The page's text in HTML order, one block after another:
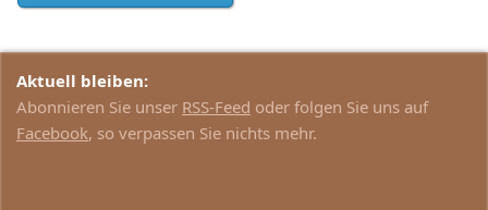
Aktuell bleiben:
Abonnieren Sie unser RSS-Feed oder folgen Sie uns auf
Facebook, so verpassen Sie nichts mehr.